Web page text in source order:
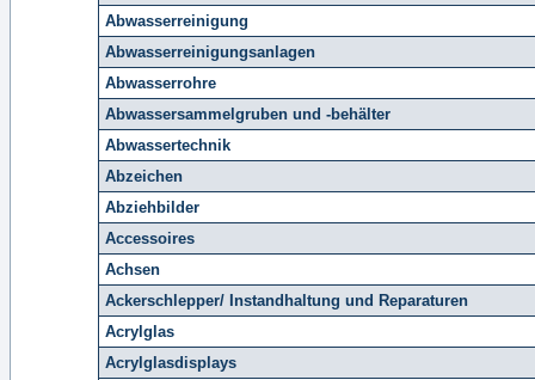
Abwasserreinigung
Abwasserreinigungsanlagen
Abwasserrohre
Abwassersammelgruben und -behälter
Abwassertechnik
Abzeichen
Abziehbilder
Accessoires
Achsen
Ackerschlepper/ Instandhaltung und Reparaturen
Acrylglas
Acrylglasdisplays